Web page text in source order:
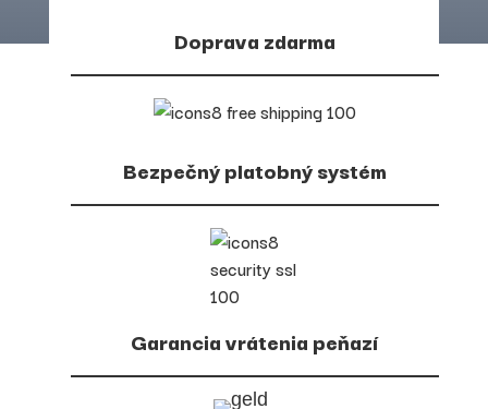
Doprava zdarma
Bezpečný platobný systém
Garancia vrátenia peňazí